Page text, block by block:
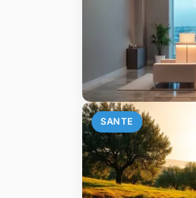
SANTE